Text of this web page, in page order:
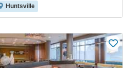
Huntsville